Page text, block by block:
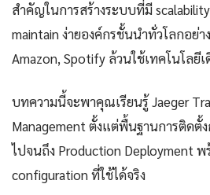
สำคัญในการสร้างระบบที่มี
maintain ง่ายองค์กรชั้นนำทั่วโลกอย่า
Amazon, Spotify ล้วนใช้เทคโนโลยี
บทความนี้จะพาคุณเรียนรู้ Jaeger
Management ตั้งแต่พื้นฐานการติดตั้ง
ไปจนถึง Production Deployment
configuration ที่ใช้ได้จริง